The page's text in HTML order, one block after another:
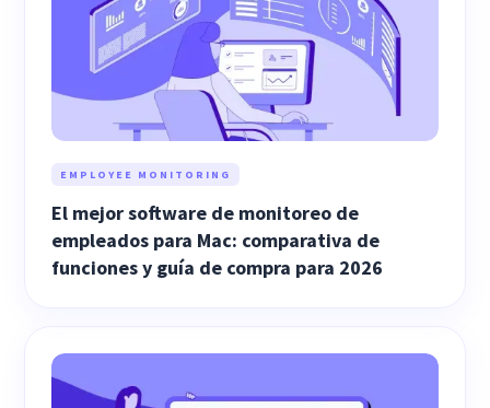
EMPLOYEE MONITORING
El mejor software de monitoreo de
empleados para Mac: comparativa de
funciones y guía de compra para 2026